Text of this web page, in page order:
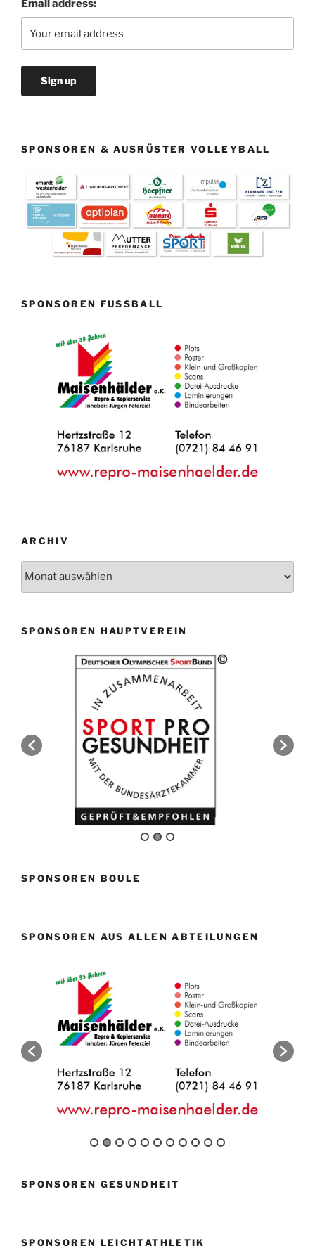
Email address:
SPONSOREN & AUSRÜSTER VOLLEYBALL
SPONSOREN FUSSBALL
ARCHIV
SPONSOREN HAUPTVEREIN
SPONSOREN BOULE
SPONSOREN AUS ALLEN ABTEILUNGEN
SPONSOREN GESUNDHEIT
SPONSOREN LEICHTATHLETIK